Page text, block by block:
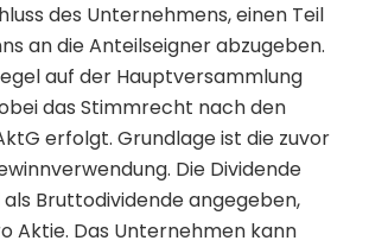
des Unternehmens, einen Teil
an die Anteilseigner abzugeben.
auf der Hauptversammlung
das Stimmrecht nach den
erfolgt. Grundlage ist die zuvor
Die Dividende
Bruttodividende angegeben,
Aktie. Das Unternehmen kann